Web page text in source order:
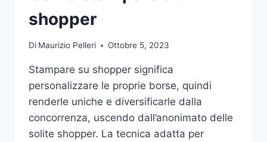
shopper
Di Maurizio Pelleri Ottobre 5, 2023
Stampare su shopper significa
personalizzare le proprie borse, quindi
renderle uniche e diversificarle dalla
concorrenza, uscendo dall’anonimato delle
solite shopper. La tecnica adatta per